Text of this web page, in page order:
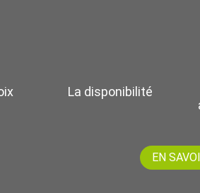
La disponibilité
EN